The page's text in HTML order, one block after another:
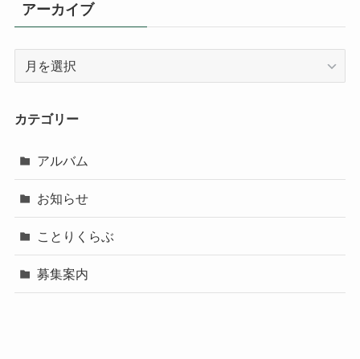
アーカイブ
イ
カテゴリー
アルバム
お知らせ
ことりくらぶ
募集案内